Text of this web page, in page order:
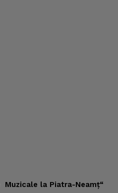
Muzicale la Piatra-Neamţ“